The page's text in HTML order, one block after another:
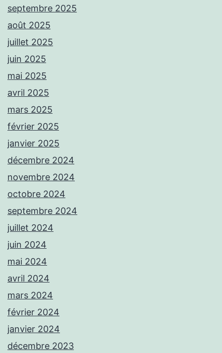
septembre 2025
août 2025
juillet 2025
juin 2025
mai 2025
avril 2025
mars 2025
février 2025
janvier 2025
décembre 2024
novembre 2024
octobre 2024
septembre 2024
juillet 2024
juin 2024
mai 2024
avril 2024
mars 2024
février 2024
janvier 2024
décembre 2023